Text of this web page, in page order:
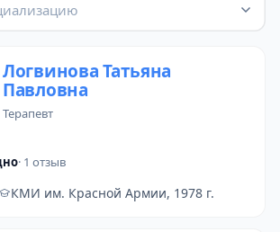
Логвинова Татьяна
Павловна
терапевт
· 1 отзыв
КМИ им. Красной Армии, 1978 г.